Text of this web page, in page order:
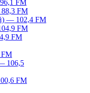
FM
FM
— 102,4 FM
FM
FM
FM
106,5
FM